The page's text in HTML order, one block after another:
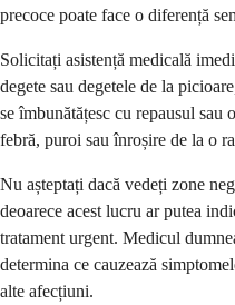
precoce poate face o diferență
Solicitați asistență medicală
degete sau degetele de la
se îmbunătățesc cu repausul sau
febră, puroi sau înroșire de la o
Nu așteptați dacă vedeți zone
deoarece acest lucru ar putea
tratament urgent. Medicul
determina ce cauzează
alte afecțiuni.